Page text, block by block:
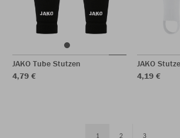
JAKO Tube Stutzen
4,79 €
JAKO
4,19 €
1 2 3